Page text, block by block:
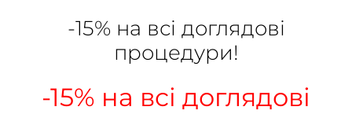
-15% на всі доглядові
процедури!
-15% на всі доглядові